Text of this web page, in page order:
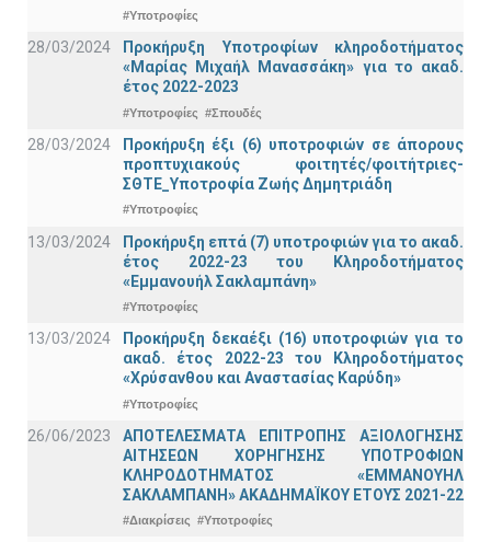
#Υποτροφίες
28/03/2024
Προκήρυξη Υποτροφίων κληροδοτήματος
«Μαρίας Μιχαήλ Μανασσάκη» για το ακαδ.
έτος 2022-2023
#Υποτροφίες #Σπουδές
28/03/2024
Προκήρυξη έξι (6) υποτροφιών σε άπορους
προπτυχιακούς φοιτητές/φοιτήτριες-
ΣΘΤΕ_Υποτροφία Ζωής Δημητριάδη
#Υποτροφίες
13/03/2024
Προκήρυξη επτά (7) υποτροφιών για το ακαδ.
έτος 2022-23 του Κληροδοτήματος
«Εμμανουήλ Σακλαμπάνη»
#Υποτροφίες
13/03/2024
Προκήρυξη δεκαέξι (16) υποτροφιών για το
ακαδ. έτος 2022-23 του Κληροδοτήματος
«Χρύσανθου και Αναστασίας Καρύδη»
#Υποτροφίες
26/06/2023
ΑΠΟΤΕΛΕΣΜΑΤΑ ΕΠΙΤΡΟΠΗΣ ΑΞΙΟΛΟΓΗΣΗΣ
ΑΙΤΗΣΕΩΝ ΧΟΡΗΓΗΣΗΣ ΥΠΟΤΡΟΦΙΩΝ
ΚΛΗΡΟΔΟΤΗΜΑΤΟΣ «ΕΜΜΑΝΟΥΗΛ
ΣΑΚΛΑΜΠΑΝΗ» ΑΚΑΔΗΜΑΪΚΟΥ ΕΤΟΥΣ 2021-22
#Διακρίσεις #Υποτροφίες